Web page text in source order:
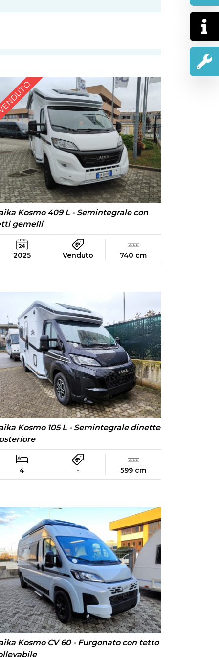
Kosmo 409 L - Semintegrale con
gemelli
2025 Venduto 740 cm
Kosmo 105 L - Semintegrale dinette
4 - 599 cm
Kosmo CV 60 - Furgonato con tetto